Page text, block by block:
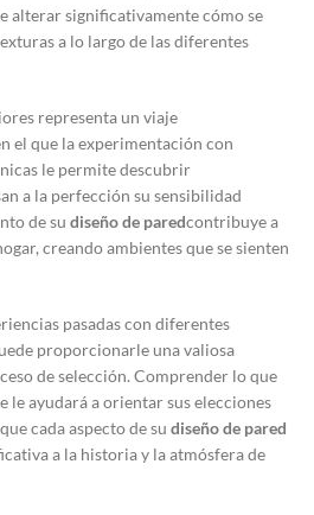
alterar significativamente cómo se
a lo largo de las diferentes
representa un viaje
el que la experimentación con
le permite descubrir
a la perfección su sensibilidad
de su diseño de paredcontribuye a
creando ambientes que se sienten
pasadas con diferentes
proporcionarle una valiosa
de selección. Comprender lo que
le ayudará a orientar sus elecciones
cada aspecto de su diseño de pared
a la historia y la atmósfera de